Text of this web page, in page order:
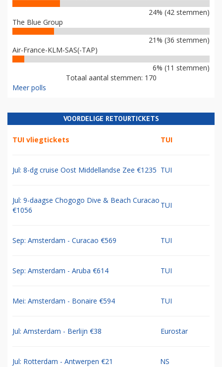
24% (42 stemmen)
The Blue Group
21% (36 stemmen)
Air-France-KLM-SAS(-TAP)
6% (11 stemmen)
Totaal aantal stemmen: 170
Meer polls
VOORDELIGE RETOURTICKETS
TUI vliegtickets TUI
Jul: 8-dg cruise Oost Middellandse Zee €1235 TUI
Jul: 9-daagse Chogogo Dive & Beach Curacao
€1056
TUI
Sep: Amsterdam - Curacao €569 TUI
Sep: Amsterdam - Aruba €614 TUI
Mei: Amsterdam - Bonaire €594 TUI
Jul: Amsterdam - Berlijn €38 Eurostar
Jul: Rotterdam - Antwerpen €21 NS